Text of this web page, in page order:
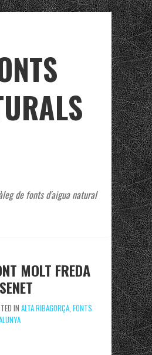
de fonts d'aigua natural
MOLT FREDA
INALTA RIBAGORÇA, FONTS